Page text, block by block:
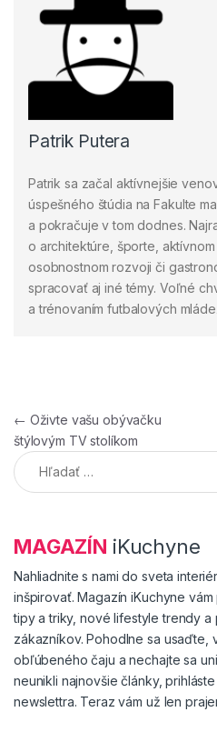
Patrik Putera
Patrik sa začal aktívnejšie
úspešného štúdia na Fakulte
a pokračuje v tom dodnes.
o architektúre, športe,
osobnostnom rozvoji či
spracovať aj iné témy. Voľné
a trénovaním futbalových
Navigácia v článku
← Oživte vašu obývačku
štýlovým TV stolíkom
Hľadať:
MAGAZÍN iKuchyne
Nahliadnite s nami do sveta
inšpirovať. Magazín iKuchyne
tipy a triky, nové lifestyle trendy
zákazníkov. Pohodlne sa usaďte,
obľúbeného čaju a nechajte sa
neunikli najnovšie články,
newslettra. Teraz vám už len